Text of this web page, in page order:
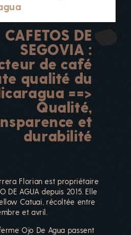
CAFETOS DE
SEGOVIA :
de café
qualité du
==>
Qualité,
et
durabilité
Florian est propriétaire
DE AGUA depuis 2015. Elle
Catuai, récoltée entre
et avril.
Ojo De Agua passent